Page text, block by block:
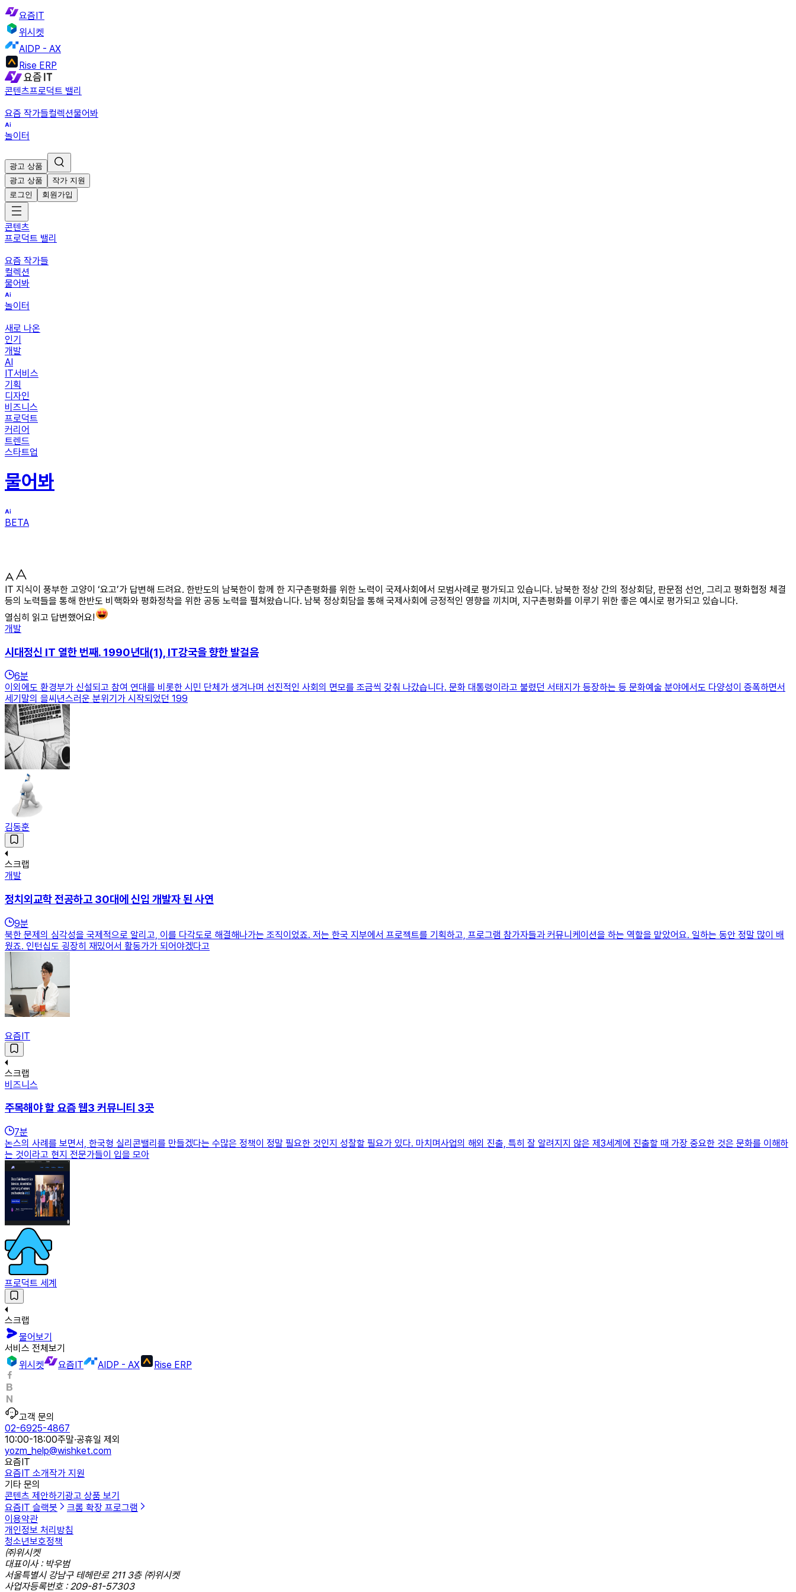
요즘IT
위시켓
AIDP - AX
Rise ERP
콘텐츠프로덕트 밸리
요즘 작가들컬렉션물어봐
놀이터
광고 상품
광고 상품
작가 지원
로그인
회원가입
콘텐츠
프로덕트 밸리
요즘 작가들
컬렉션
물어봐
놀이터
새로 나온
인기
개발
AI
IT서비스
기획
디자인
비즈니스
프로덕트
커리어
트렌드
스타트업
물어봐
BETA
IT 지식이 풍부한 고양이 ‘요고’가 답변해 드려요. 한반도의 남북한이 함께 한 지구촌평화를 위한 노력이 국제사회에서 모범사례로 평가되고 있습니다. 남북한 정상 간의 정상회담, 판문점 선언, 그리고 평화협정 체결
등의 노력들을 통해 한반도 비핵화와 평화정착을 위한 공동 노력을 펼쳐왔습니다. 남북 정상회담을 통해 국제사회에 긍정적인 영향을 끼치며, 지구촌평화를 이루기 위한 좋은 예시로 평가되고 있습니다.
열심히 읽고 답변했어요!
개발
시대정신 IT 열한 번째. 1990년대(1), IT강국을 향한 발걸음
6분
이외에도 환경부가 신설되고 참여 연대를 비롯한 시민 단체가 생겨나며 선진적인 사회의 면모를 조금씩 갖춰 나갔습니다. 문화 대통령이라고 불렸던 서태지가 등장하는 등 문화예술 분야에서도 다양성이 증폭하면서
세기말의 을씨년스러운 분위기가 시작되었던 199
김동훈
스크랩
개발
정치외교학 전공하고 30대에 신입 개발자 된 사연
9분
북한 문제의 심각성을 국제적으로 알리고, 이를 다각도로 해결해나가는 조직이었죠. 저는 한국 지부에서 프로젝트를 기획하고, 프로그램 참가자들과 커뮤니케이션을 하는 역할을 맡았어요. 일하는 동안 정말 많이 배
웠죠. 인턴십도 굉장히 재밌어서 활동가가 되어야겠다고
요즘IT
스크랩
비즈니스
주목해야 할 요즘 웹3 커뮤니티 3곳
7분
논스의 사례를 보면서, 한국형 실리콘밸리를 만들겠다는 수많은 정책이 정말 필요한 것인지 성찰할 필요가 있다. 마치며사업의 해외 진출, 특히 잘 알려지지 않은 제3세계에 진출할 때 가장 중요한 것은 문화를 이해하
는 것이라고 현지 전문가들이 입을 모아
프로덕트 세계
스크랩
물어보기
서비스 전체보기
위시켓
요즘IT AIDP - AX Rise ERP
고객 문의
02-6925-4867
10:00-18:00주말·공휴일 제외
yozm_help@wishket.com
요즘IT
요즘IT 소개작가 지원
기타 문의
콘텐츠 제안하기 광고 상품 보기
요즘IT 슬랙봇
크롬 확장 프로그램
이용약관
개인정보 처리방침
청소년보호정책
㈜위시켓
대표이사 : 박우범
서울특별시 강남구 테헤란로 211 3층 ㈜위시켓
사업자등록번호 : 209-81-57303